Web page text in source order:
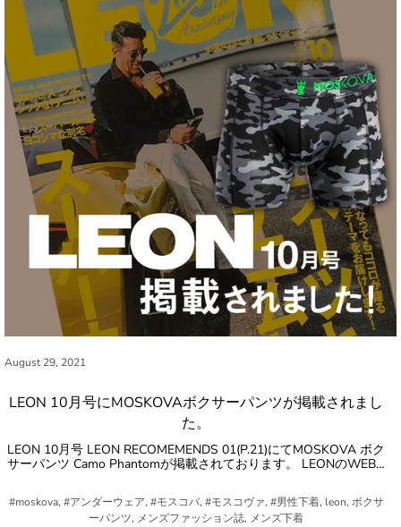
August 29, 2021
LEON 10月号にMOSKOVAボクサーパンツが掲載されまし
た。
LEON 10月号 LEON RECOMEMENDS 01(P.21)にてMOSKOVA ボク
サーパンツ Camo Phantomが掲載されております。 LEONのWEB…
#moskova, #アンダーウェア, #モスコバ, #モスコヴァ, #男性下着, leon, ボクサ
ーパンツ, メンズファッション誌, メンズ下着